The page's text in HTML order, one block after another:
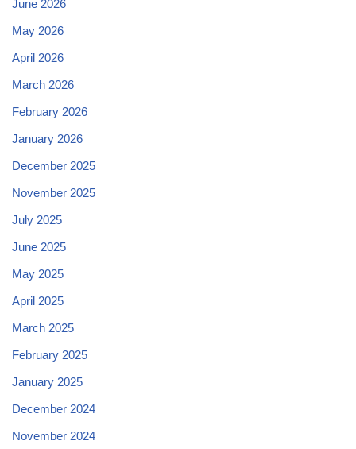
June 2026
May 2026
April 2026
March 2026
February 2026
January 2026
December 2025
November 2025
July 2025
June 2025
May 2025
April 2025
March 2025
February 2025
January 2025
December 2024
November 2024